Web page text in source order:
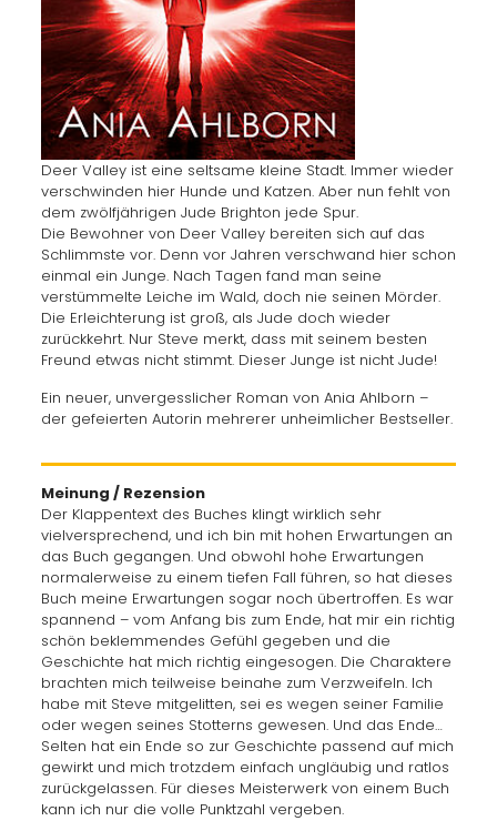
Deer Valley ist eine seltsame kleine Stadt. Immer wieder
verschwinden hier Hunde und Katzen. Aber nun fehlt von
dem zwölfjährigen Jude Brighton jede Spur.
Die Bewohner von Deer Valley bereiten sich auf das
Schlimmste vor. Denn vor Jahren verschwand hier schon
einmal ein Junge. Nach Tagen fand man seine
verstümmelte Leiche im Wald, doch nie seinen Mörder.
Die Erleichterung ist groß, als Jude doch wieder
zurückkehrt. Nur Steve merkt, dass mit seinem besten
Freund etwas nicht stimmt. Dieser Junge ist nicht Jude!
Ein neuer, unvergesslicher Roman von Ania Ahlborn –
der gefeierten Autorin mehrerer unheimlicher Bestseller.
Meinung / Rezension
Der Klappentext des Buches klingt wirklich sehr
vielversprechend, und ich bin mit hohen Erwartungen an
das Buch gegangen. Und obwohl hohe Erwartungen
normalerweise zu einem tiefen Fall führen, so hat dieses
Buch meine Erwartungen sogar noch übertroffen. Es war
spannend – vom Anfang bis zum Ende, hat mir ein richtig
schön beklemmendes Gefühl gegeben und die
Geschichte hat mich richtig eingesogen. Die Charaktere
brachten mich teilweise beinahe zum Verzweifeln. Ich
habe mit Steve mitgelitten, sei es wegen seiner Familie
oder wegen seines Stotterns gewesen. Und das Ende…
Selten hat ein Ende so zur Geschichte passend auf mich
gewirkt und mich trotzdem einfach ungläubig und ratlos
zurückgelassen. Für dieses Meisterwerk von einem Buch
kann ich nur die volle Punktzahl vergeben.